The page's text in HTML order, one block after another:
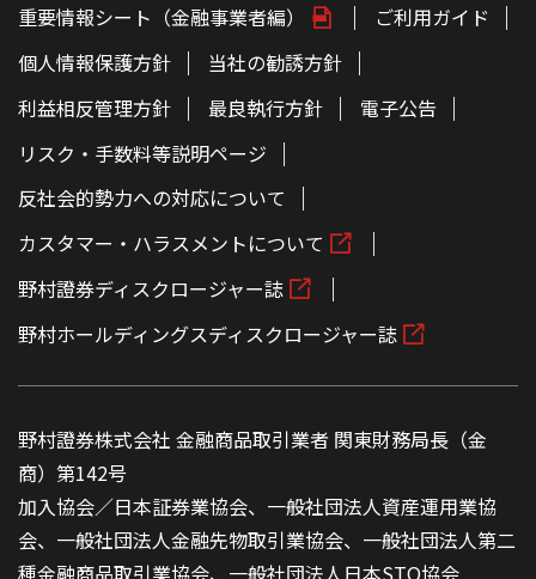
重要情報シート（金融事業者編）
ご利用ガイド
個人情報保護方針
当社の勧誘方針
利益相反管理方針
最良執行方針
電子公告
リスク・手数料等説明ページ
反社会的勢力への対応について
カスタマー・ハラスメントについて
野村證券ディスクロージャー誌
野村ホールディングスディスクロージャー誌
野村證券株式会社 金融商品取引業者 関東財務局長（金
商）第142号
加入協会／日本証券業協会、一般社団法人資産運用業協
会、一般社団法人金融先物取引業協会、一般社団法人第二